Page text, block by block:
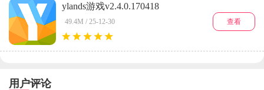
ylands游戏v2.4.0.170418
49.4M / 25-12-30 查看
用户评论